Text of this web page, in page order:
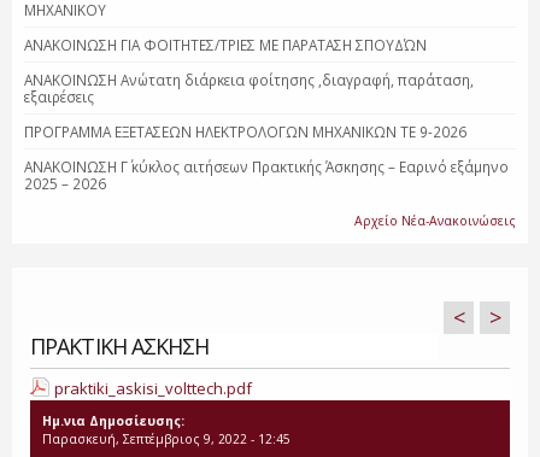
ΜΗΧΑΝΙΚΟΥ
ΑΝΑΚΟΙΝΩΣΗ ΓΙΑ ΦΟΙΤΗΤΕΣ/ΤΡΙΕΣ ΜΕ ΠΑΡΑΤΑΣΗ ΣΠΟΥΔΏΝ
ΑΝΑΚΟΙΝΩΣΗ Ανώτατη διάρκεια φοίτησης ,διαγραφή, παράταση,
εξαιρέσεις
ΠΡΟΓΡΑΜΜΑ ΕΞΕΤΑΣΕΩΝ ΗΛΕΚΤΡΟΛΟΓΩΝ ΜΗΧΑΝΙΚΩΝ ΤΕ 9-2026
ΑΝΑΚΟΙΝΩΣΗ Γ΄ κύκλος αιτήσεων Πρακτικής Άσκησης – Εαρινό εξάμηνο
2025 – 2026
Αρχείο Νέα-Ανακοινώσεις
ΠΡΑΚΤΙΚΗ ΑΣΚΗΣΗ
< >
praktiki_askisi_volttech.pdf
Ημ.νια Δημοσίευσης:
Παρασκευή, Σεπτέμβριος 9, 2022 - 12:45